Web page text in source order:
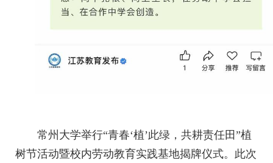
常州大学举行“青春‘植’此绿，共耕责任田”植
树节活动暨校内劳动教育实践基地揭牌仪式。此次